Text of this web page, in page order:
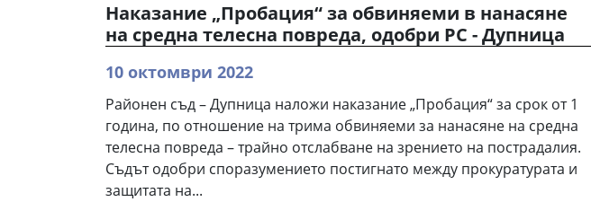
Наказание „Пробация“ за обвиняеми в нанасяне
на средна телесна повреда, одобри РС - Дупница
10 октомври 2022
Районен съд – Дупница наложи наказание „Пробация“ за срок от 1
година, по отношение на трима обвиняеми за нанасяне на средна
телесна повреда – трайно отслабване на зрението на пострадалия.
Съдът одобри споразумението постигнато между прокуратурата и
защитата на...